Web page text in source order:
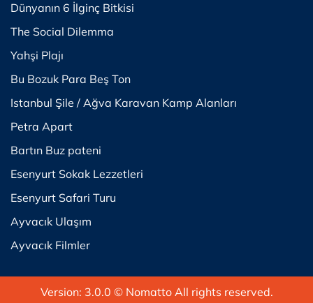
Dünyanın 6 İlginç Bitkisi
The Social Dilemma
Yahşi Plajı
Bu Bozuk Para Beş Ton
Istanbul Şile / Ağva Karavan Kamp Alanları
Petra Apart
Bartın Buz pateni
Esenyurt Sokak Lezzetleri
Esenyurt Safari Turu
Ayvacık Ulaşım
Ayvacık Filmler
Version: 3.0.0 © Nomatto All rights reserved.